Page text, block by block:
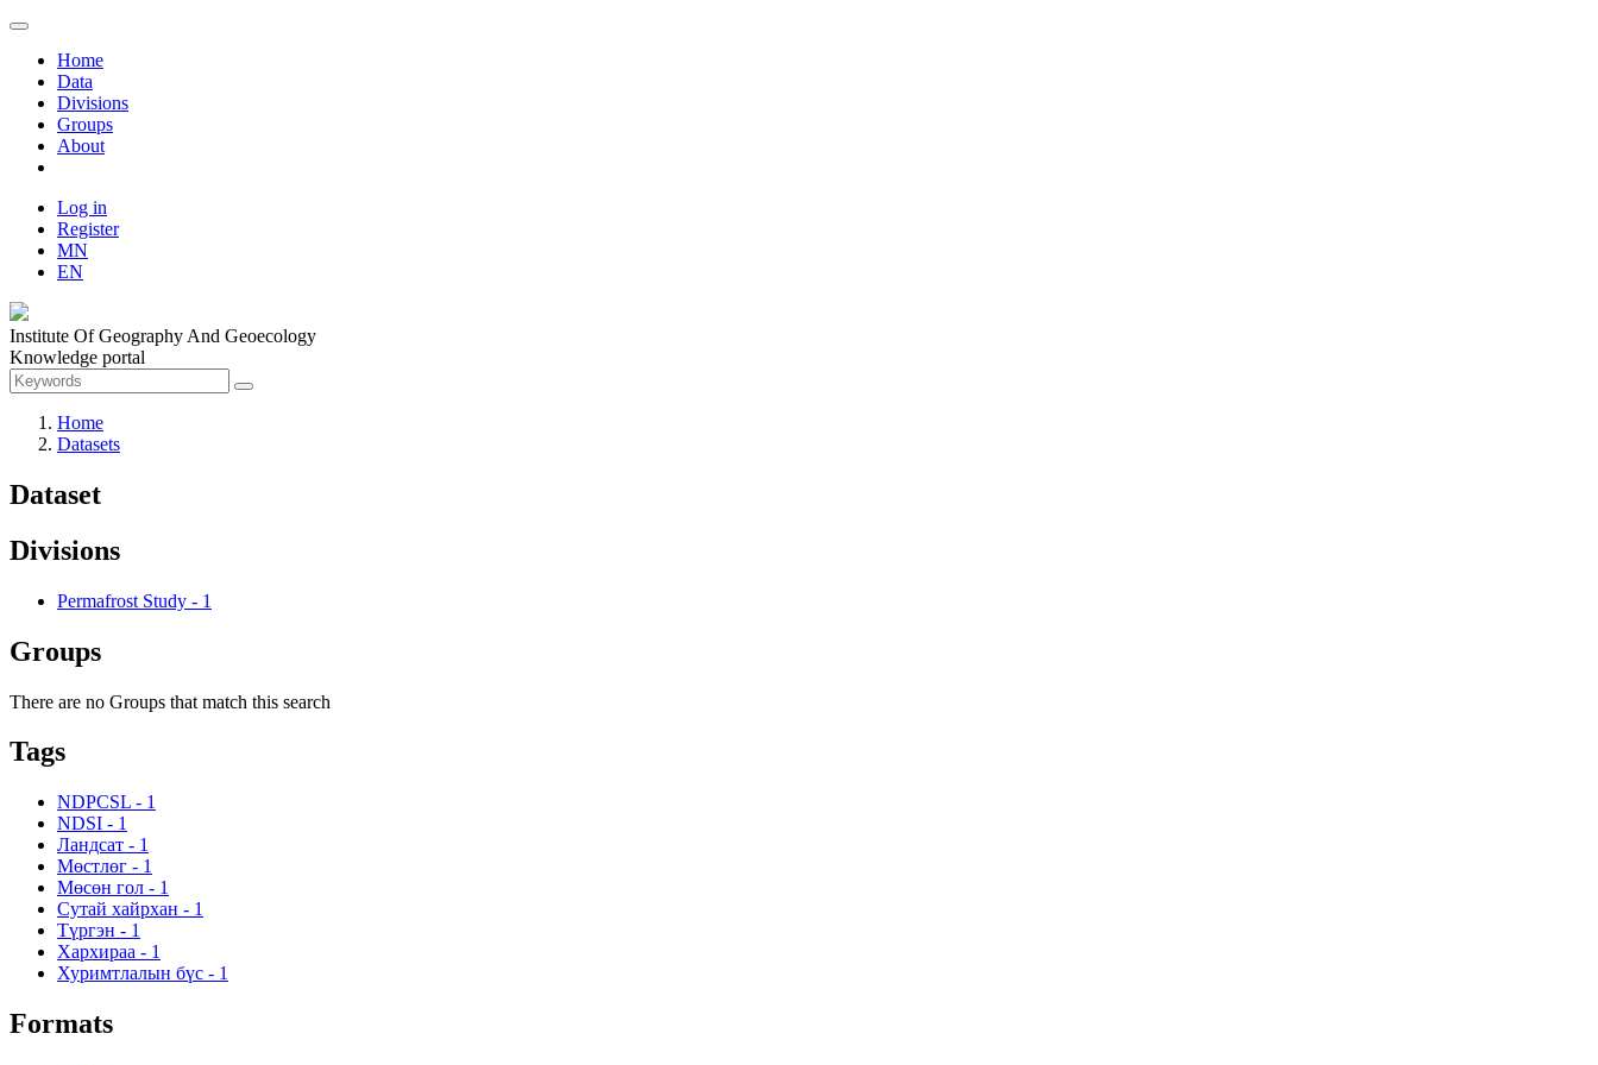
Home
Data
Divisions
Groups
About
Log in
Register
MN
EN
Institute Of Geography And Geoecology
Knowledge portal
Home
Datasets
Dataset
Divisions
Permafrost Study - 1
Groups
There are no Groups that match this search
Tags
NDPCSL - 1
NDSI - 1
Ландсат - 1
Мөстлөг - 1
Мөсөн гол - 1
Сутай хайрхан - 1
Түргэн - 1
Хархираа - 1
Хуримтлалын бүс - 1
Formats